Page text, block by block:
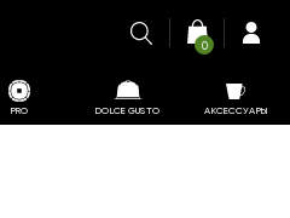
PRO DOLCE GUSTO АКСЕССУАРЫ
0